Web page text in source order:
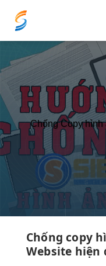
qua
Chống Copy
Chống copy
Website hiện